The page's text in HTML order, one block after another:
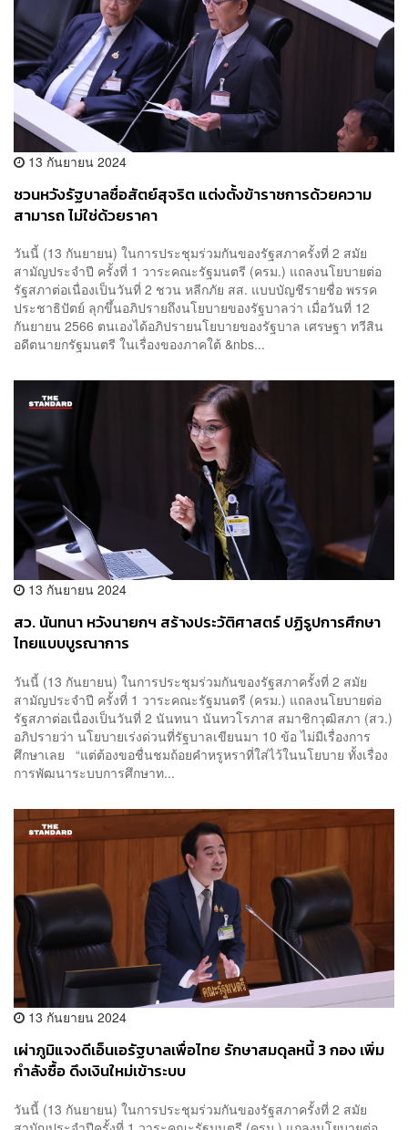
13 กันยายน 2024
ชวนหวังรัฐบาลซื่อสัตย์สุจริต แต่งตั้งข้าราชการด้วยความ
สามารถ ไม่ใช่ด้วยราคา
วันนี้ (13 กันยายน) ในการประชุมร่วมกันของรัฐสภาครั้งที่ 2 สมัย
สามัญประจำปี ครั้งที่ 1 วาระคณะรัฐมนตรี (ครม.) แถลงนโยบายต่อ
รัฐสภาต่อเนื่องเป็นวันที่ 2 ชวน หลีกภัย สส. แบบบัญชีรายชื่อ พรรค
ประชาธิปัตย์ ลุกขึ้นอภิปรายถึงนโยบายของรัฐบาลว่า เมื่อวันที่ 12
กันยายน 2566 ตนเองได้อภิปรายนโยบายของรัฐบาล เศรษฐา ทวีสิน
อดีตนายกรัฐมนตรี ในเรื่องของภาคใต้ &nbs...
13 กันยายน 2024
สว. นันทนา หวังนายกฯ สร้างประวัติศาสตร์ ปฏิรูปการศึกษา
ไทยแบบบูรณาการ
วันนี้ (13 กันยายน) ในการประชุมร่วมกันของรัฐสภาครั้งที่ 2 สมัย
สามัญประจำปี ครั้งที่ 1 วาระคณะรัฐมนตรี (ครม.) แถลงนโยบายต่อ
รัฐสภาต่อเนื่องเป็นวันที่ 2 นันทนา นันทวโรภาส สมาชิกวุฒิสภา (สว.)
อภิปรายว่า นโยบายเร่งด่วนที่รัฐบาลเขียนมา 10 ข้อ ไม่มีเรื่องการ
ศึกษาเลย “แต่ต้องขอชื่นชมถ้อยคำหรูหราที่ใส่ไว้ในนโยบาย ทั้งเรื่อง
การพัฒนาระบบการศึกษาท...
13 กันยายน 2024
เผ่าภูมิแจงดีเอ็นเอรัฐบาลเพื่อไทย รักษาสมดุลหนี้ 3 กอง เพิ่ม
กำลังซื้อ ดึงเงินใหม่เข้าระบบ
วันนี้ (13 กันยายน) ในการประชุมร่วมกันของรัฐสภาครั้งที่ 2 สมัย